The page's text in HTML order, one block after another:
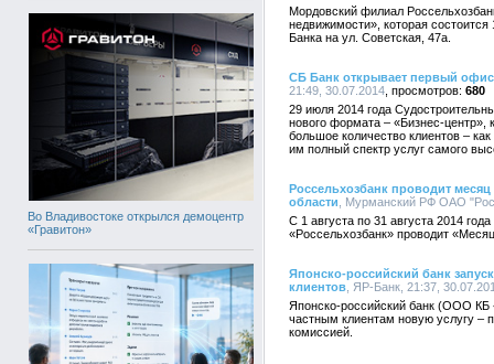
Во Владивостоке открылся демоцентр
«Гравитон»
Мордовский филиал
недвижимости», которая
Банка на ул. Советская, 47а.
СБ Банк открывает первый
21:49, 30.07.2014
680
29 июля 2014 года
нового формата – «Бизнес-центр»,
большое количество клиентов –
им полный спектр услуг самого
Россельхозбанк проводит
области , Мурманский РФ ОАО
С 1 августа по 31 августа 2014
«Россельхозбанк» проводит
Японско-российский банк
клиентов , ЯР-Банк, 21:37,
Японско-российский банк (ООО КБ
частным клиентам новую услугу –
комиссией.